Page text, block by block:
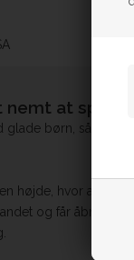
at spise
børn, så er en
højde, hvor alt er
og får åbnet